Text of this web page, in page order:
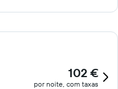
102 €
por noite, com taxas